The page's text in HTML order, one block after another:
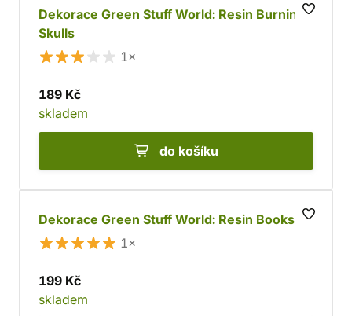
Dekorace Green Stuff World: Resin Burning
Skulls
1×
189 Kč
skladem
do košíku
Dekorace Green Stuff World: Resin Books
1×
199 Kč
skladem